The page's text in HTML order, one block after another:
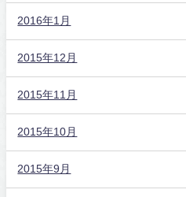
2016年1月
2015年12月
2015年11月
2015年10月
2015年9月